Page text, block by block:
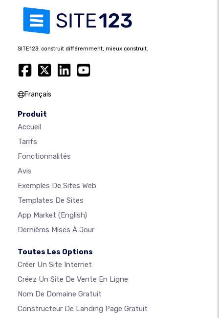
SITE123: construit différemment, mieux construit.
Français
Produit
Accueil
Tarifs
Fonctionnalités
Avis
Exemples De Sites Web
Templates De Sites
App Market (English)
Dernières Mises À Jour
Toutes Les Options
Créer Un Site Internet
Créez Un Site De Vente En Ligne
Nom De Domaine Gratuit
Constructeur De Landing Page Gratuit